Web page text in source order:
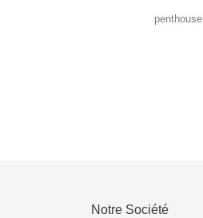
penthouse
Notre Société